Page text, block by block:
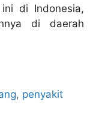
di Indonesia,
di daerah
, penyakit